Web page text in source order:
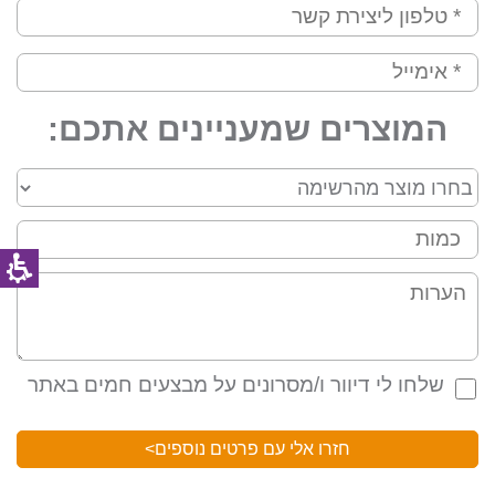
המוצרים שמעניינים אתכם:
שלחו לי דיוור ו/מסרונים על מבצעים חמים באתר